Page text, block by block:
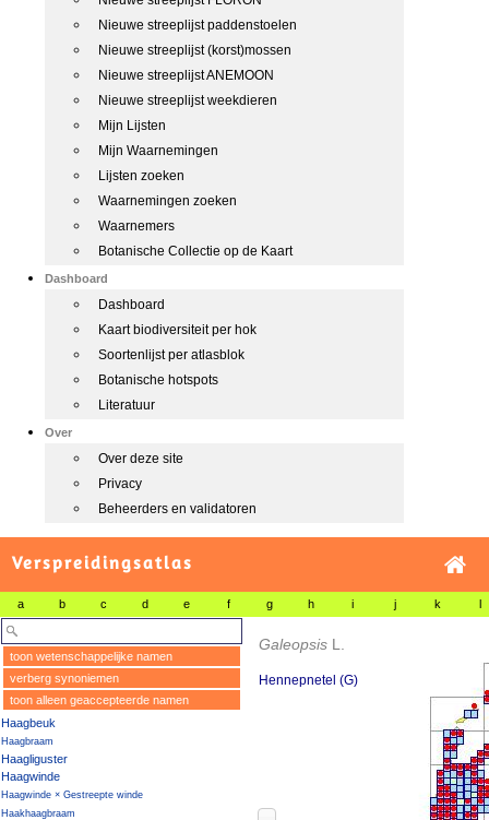
Nieuwe streeplijst paddenstoelen
Nieuwe streeplijst (korst)mossen
Nieuwe streeplijst ANEMOON
Nieuwe streeplijst weekdieren
Mijn Lijsten
Mijn Waarnemingen
Lijsten zoeken
Waarnemingen zoeken
Waarnemers
Botanische Collectie op de Kaart
Dashboard
Dashboard
Kaart biodiversiteit per hok
Soortenlijst per atlasblok
Botanische hotspots
Literatuur
Over
Over deze site
Privacy
Beheerders en validatoren
Verspreidingsatlas
a b c d e f g h i j k l
toon wetenschappelijke namen
verberg synoniemen
toon alleen geaccepteerde namen
Haagbeuk
Haagbraam
Haagliguster
Haagwinde
Haagwinde × Gestreepte winde
Haakhaagbraam
Galeopsis L.
Hennepnetel (G)